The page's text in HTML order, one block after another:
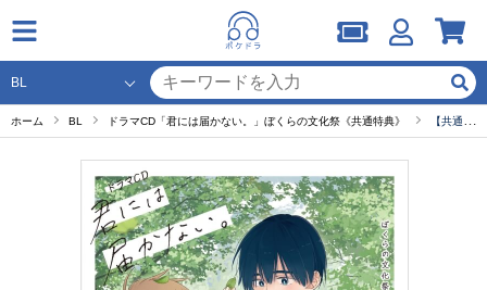
ホーム BL ドラマCD「君には届かない。」ぼくらの文化祭《共通特典》 【共通特典】3.お世話係（第1弾付録）